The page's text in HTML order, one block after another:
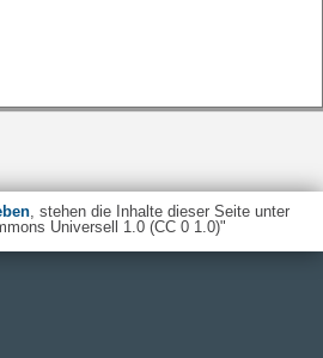
, stehen die Inhalte dieser Seite unter